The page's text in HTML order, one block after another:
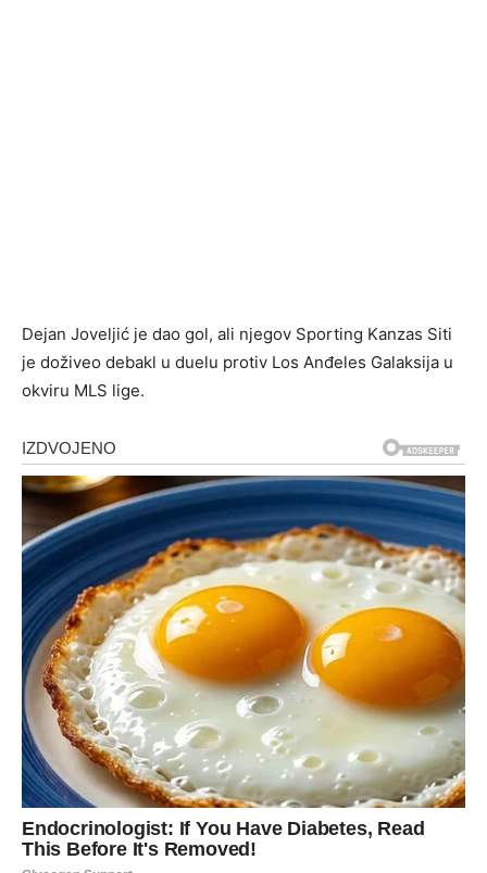
Dejan Joveljić je dao gol, ali njegov Sporting Kanzas Siti
je doživeo debakl u duelu protiv Los Anđeles Galaksija u
okviru MLS lige.